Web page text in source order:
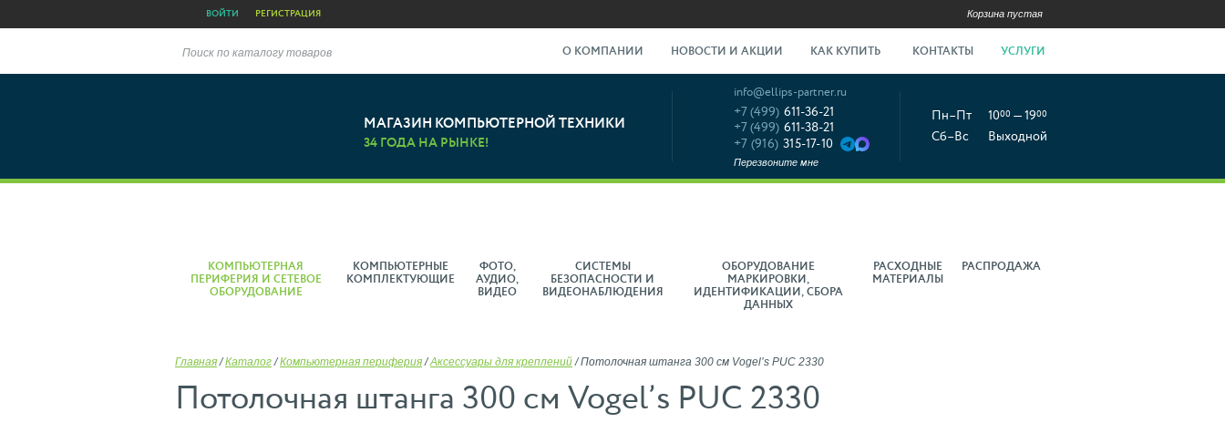
ВОЙТИ РЕГИСТРАЦИЯ Корзина пустая
Поиск по каталогу товаров О КОМПАНИИ НОВОСТИ И АКЦИИ КАК КУПИТЬ КОНТАКТЫ УСЛУГИ
МАГАЗИН КОМПЬЮТЕРНОЙ ТЕХНИКИ
34 ГОДА НА РЫНКЕ!
info@ellips-partner.ru
+7 (499) 611-36-21
+7 (499) 611-38-21
+7 (916) 315-17-10
Перезвоните мне
Пн–Пт 1000 — 1900
Сб–Вс Выходной
КОМПЬЮТЕРНАЯ
ПЕРИФЕРИЯ И СЕТЕВОЕ
ОБОРУДОВАНИЕ
КОМПЬЮТЕРНЫЕ
КОМПЛЕКТУЮЩИЕ
ФОТО,
АУДИО,
ВИДЕО
СИСТЕМЫ
БЕЗОПАСНОСТИ И
ВИДЕОНАБЛЮДЕНИЯ
ОБОРУДОВАНИЕ
МАРКИРОВКИ,
ИДЕНТИФИКАЦИИ, СБОРА
ДАННЫХ
РАСХОДНЫЕ
МАТЕРИАЛЫ
РАСПРОДАЖА
Главная /Каталог /Компьютерная периферия /Аксессуары для креплений /Потолочная штанга 300 см Vogel’s PUC 2330
Потолочная штанга 300 см Vogel’s PUC 2330